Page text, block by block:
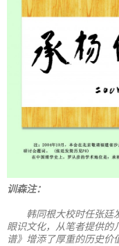
训森注：
韩同根大校时任张廷
眼识文化，从笔者提供的
谱》增添了厚重的历史价